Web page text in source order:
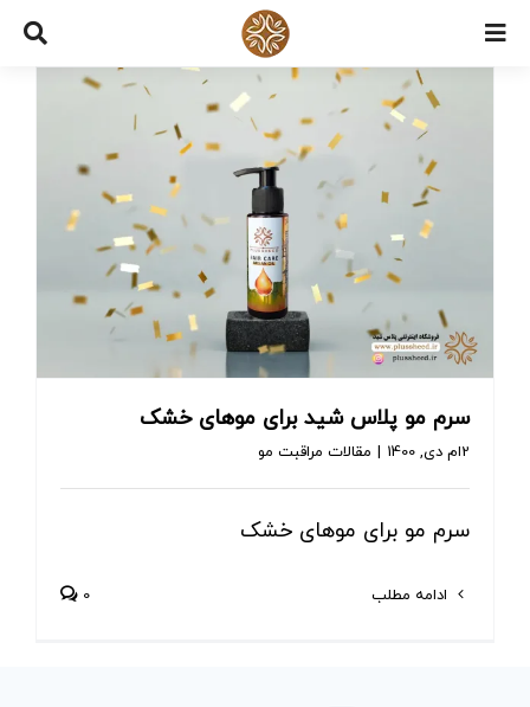
Skip
سرم مو پلاس شید برای موهای خشک
2ام دی, 1400 مقالات مراقبت مو
سرم مو برای موهای خشک
ادامه مطلب 0